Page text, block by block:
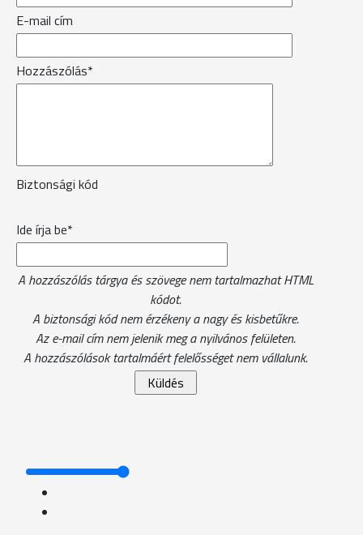
E-mail cím
Hozzászólás*
Biztonsági kód
Ide írja be*
A hozzászólás tárgya és szövege nem tartalmazhat HTML
kódot.
A biztonsági kód nem érzékeny a nagy és kisbetűkre.
Az e-mail cím nem jelenik meg a nyilvános felületen.
A hozzászólások tartalmáért felelősséget nem vállalunk.